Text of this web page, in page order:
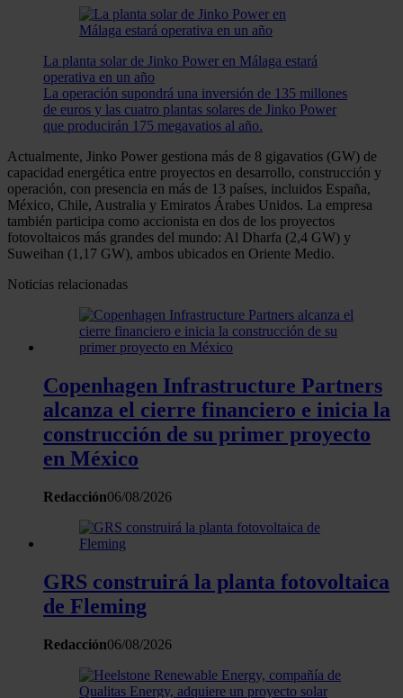
La planta solar de Jinko Power en Málaga estará
operativa en un año
La operación supondrá una inversión de 135 millones
de euros y las cuatro plantas solares de Jinko Power
que producirán 175 megavatios al año.
Actualmente, Jinko Power gestiona más de 8 gigavatios (GW) de
capacidad energética entre proyectos en desarrollo, construcción y
operación, con presencia en más de 13 países, incluidos España,
México, Chile, Australia y Emiratos Árabes Unidos. La empresa
también participa como accionista en dos de los proyectos
fotovoltaicos más grandes del mundo: Al Dharfa (2,4 GW) y
Suweihan (1,17 GW), ambos ubicados en Oriente Medio.
Noticias relacionadas
Copenhagen Infrastructure Partners
alcanza el cierre financiero e inicia la
construcción de su primer proyecto
en México
Redacción06/08/2026
GRS construirá la planta fotovoltaica
de Fleming
Redacción06/08/2026